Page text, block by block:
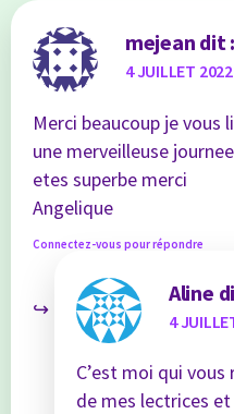
mejean dit :
4 JUILLET
Merci beaucoup je vous
une merveilleuse
etes superbe merci
Angelique
Connectez-vous pour répondre
Aline
4
C’est moi qui
de mes lectrices